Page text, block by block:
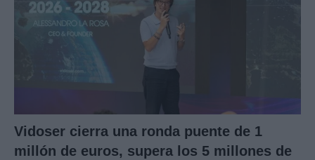
Vidoser cierra una ronda puente de 1
millón de euros, supera los 5 millones de